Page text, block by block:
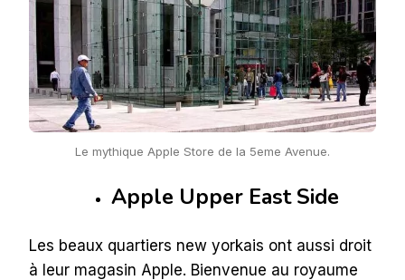
Le mythique Apple Store de la 5eme Avenue.
Apple Upper East Side
Les beaux quartiers new yorkais ont aussi droit
à leur magasin Apple. Bienvenue au royaume